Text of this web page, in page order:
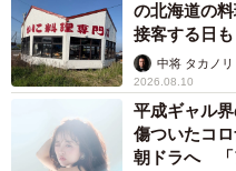
の北海道の
接客する日も
中将 タカノリ
2026.08.10
平成ギャル
傷ついたコ
朝ドラへ 「